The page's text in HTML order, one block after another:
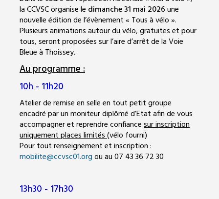
la CCVSC organise le dimanche 31 mai 2026une
nouvelle édition de l’évènement « Tous à vélo ».
Plusieurs animations autour du vélo, gratuites et pour
tous, seront proposées sur l’aire d’arrêt de la Voie
Bleue à Thoissey.
Au programme :
10h - 11h20
Atelier de remise en selle en tout petit groupe
encadré par un moniteur diplômé d’Etat afin de vous
accompagner et reprendre confiancesur inscription
uniquement places limités(vélo fourni)
Pour tout renseignement et inscription :
mobilite@ccvsc01.orgou au 07 43 36 72 30
13h30 - 17h30